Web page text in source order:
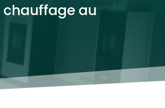
chauffage au